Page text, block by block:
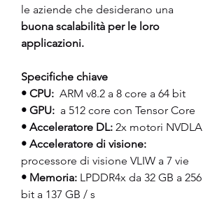
le aziende che desiderano una
buona scalabilità per le loro
applicazioni.
Specifiche chiave
• CPU: ARM v8.2 a 8 core a 64 bit
• GPU: a 512 core con Tensor Core
• Acceleratore DL: 2x motori NVDLA
• Acceleratore di visione:
processore di visione VLIW a 7 vie
• Memoria: LPDDR4x da 32 GB a 256
bit a 137 GB / s